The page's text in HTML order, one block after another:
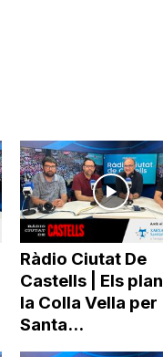
Ràdio Ciutat De
Castells | Els
la Colla Vella per
Santa...